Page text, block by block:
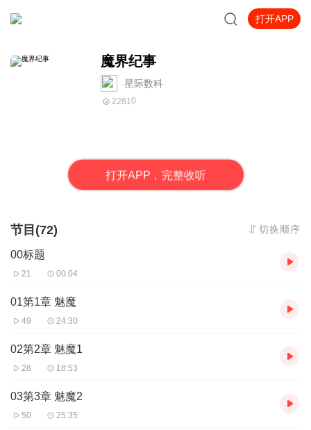
打开APP
魔界纪事
星际数科
22810
打开APP，完整收听
节目(72) 切换顺序
00标题
21 00:04
01第1章 魅魔
49 24:30
02第2章 魅魔1
28 18:53
03第3章 魅魔2
50 25:35